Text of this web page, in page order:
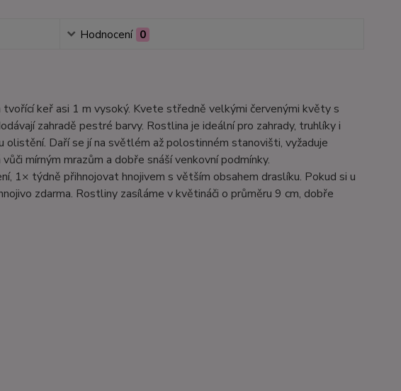
Hodnocení 0
tvořící keř asi 1 m vysoký. Kvete středně velkými červenými květy s
zahradě pestré barvy. Rostlina je ideální pro zahrady, truhlíky i
Daří se jí na světlém až polostinném stanovišti, vyžaduje
mírným mrazům a dobře snáší venkovní podmínky.
1× týdně přihnojovat hnojivem s větším obsahem draslíku. Pokud si u
zdarma. Rostliny zasíláme v květináči o průměru 9 cm, dobře